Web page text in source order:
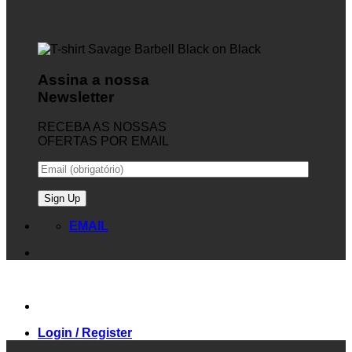
Assina a nossa
Newsletter
RECEBA AS NOSSAS
OFERTAS POR EMAIL
EMAIL
Login / Register